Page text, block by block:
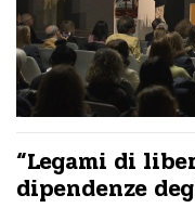
“Legami di
dipendenze